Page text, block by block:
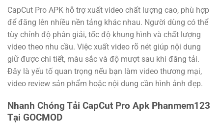
CapCut Pro APK hỗ trợ xuất video chất lượng cao, phù hợp
để đăng lên nhiều nền tảng khác nhau. Người dùng có thể
tùy chỉnh độ phân giải, tốc độ khung hình và chất lượng
video theo nhu cầu. Việc xuất video rõ nét giúp nội dung
giữ được chi tiết, màu sắc và độ mượt sau khi đăng tải.
Đây là yếu tố quan trọng nếu bạn làm video thương mại,
video review sản phẩm hoặc nội dung cần hình ảnh đẹp.
Nhanh Chóng Tải CapCut Pro Apk Phanmem123
Tại GOCMOD